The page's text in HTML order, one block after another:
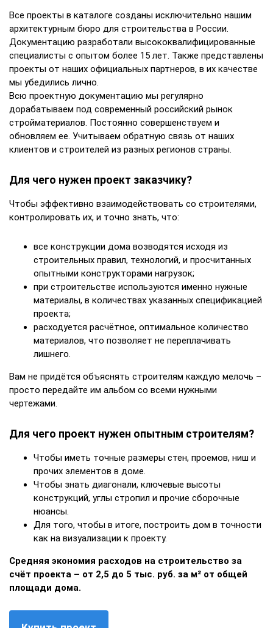
Все проекты в каталоге созданы исключительно нашим
архитектурным бюро для строительства в России.
Документацию разработали высококвалифицированные
специалисты с опытом более 15 лет. Также представлены
проекты от наших официальных партнеров, в их качестве
мы убедились лично.
Всю проектную документацию мы регулярно
дорабатываем под современный российский рынок
стройматериалов. Постоянно совершенствуем и
обновляем ее. Учитываем обратную связь от наших
клиентов и строителей из разных регионов страны.
Для чего нужен проект заказчику?
Чтобы эффективно взаимодействовать со строителями,
контролировать их, и точно знать, что:
все конструкции дома возводятся исходя из
строительных правил, технологий, и просчитанных
опытными конструкторами нагрузок;
при строительстве используются именно нужные
материалы, в количествах указанных спецификацией
проекта;
расходуется расчётное, оптимальное количество
материалов, что позволяет не переплачивать
лишнего.
Вам не придётся объяснять строителям каждую мелочь –
просто передайте им альбом со всеми нужными
чертежами.
Для чего проект нужен опытным строителям?
Чтобы иметь точные размеры стен, проемов, ниш и
прочих элементов в доме.
Чтобы знать диагонали, ключевые высоты
конструкций, углы стропил и прочие сборочные
нюансы.
Для того, чтобы в итоге, построить дом в точности
как на визуализации к проекту.
Средняя экономия расходов на строительство за
счёт проекта – от 2,5 до 5 тыс. руб. за м² от общей
площади дома.